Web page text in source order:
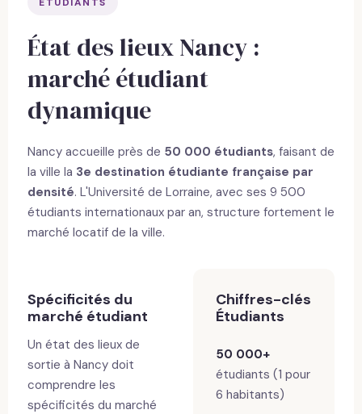
État des lieux Nancy :
marché étudiant
dynamique
Nancy accueille près de 50 000 étudiants, faisant de
la ville la 3e destination étudiante française par
densité. L'Université de Lorraine, avec ses 9 500
étudiants internationaux par an, structure fortement le
marché locatif de la ville.
Spécificités du
marché étudiant
Un état des lieux de
sortie à Nancy doit
comprendre les
spécificités du marché
Chiffres-clés
Étudiants
50 000+
étudiants (1 pour
6 habitants)